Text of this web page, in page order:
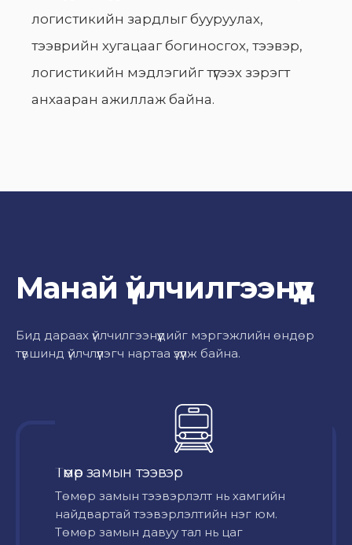
логистикийн зардлыг бууруулах,
тээврийн хугацааг богиносгох, тээвэр,
логистикийн мэдлэгийг түгээх зэрэгт
анхааран ажиллаж байна.
Манай үйлчилгээнүүд
Бид дараах үйлчилгээнүүдийг мэргэжлийн өндөр
түвшинд үйлчлүүлэгч нартаа үзүүлж байна.
Төмөр замын тээвэр
Төмөр замын тээвэрлэлт нь хамгийн
найдвартай тээвэрлэлтийн нэг юм.
Төмөр замын давуу тал нь цаг